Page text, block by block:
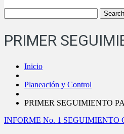
PRIMER
Inicio
Planeación y Control
PRIMER SEGUIMIENTO
INFORME No. 1 SEGUIMIENTO